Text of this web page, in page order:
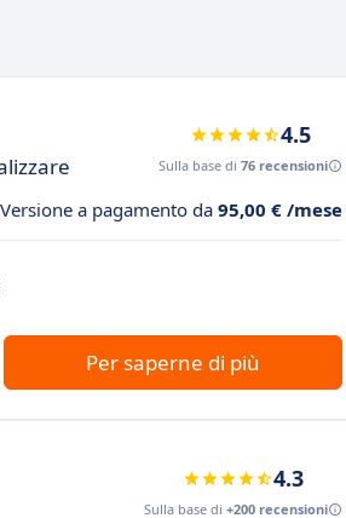
4.5
Sulla base di 76 recensioni
Versione a pagamento da 95,00 € /mese
Per saperne di più
4.3
Sulla base di +200 recensioni